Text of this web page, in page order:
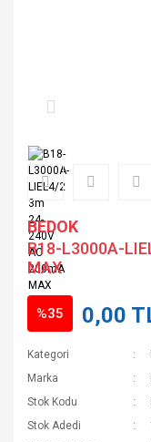
BEDOK
B18-L3000A-
MAX
%35 0,00
Kategori
Marka
Stok Kodu
Stok Adedi